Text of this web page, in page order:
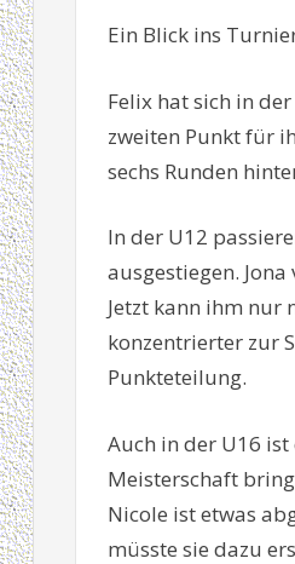
Ein Blick ins
Felix hat sich in
zweiten Punkt für
sechs Runden
In der U12
ausgestiegen.
Jetzt kann ihm nur
konzentrierter zur
Punkteteilung.
Auch in der U16 ist
Meisterschaft
Nicole ist etwas
müsste sie dazu